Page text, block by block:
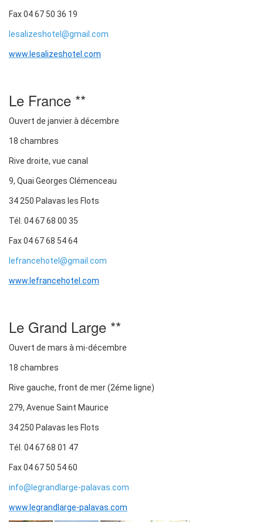
Fax 04 67 50 36 19
lesalizeshotel@gmail.com
www.lesalizeshotel.com
Le France **
Ouvert de janvier à décembre
18 chambres
Rive droite, vue canal
9, Quai Georges Clémenceau
34 250 Palavas les Flots
Tél. 04 67 68 00 35
Fax 04 67 68 54 64
lefrancehotel@gmail.com
www.lefrancehotel.com
Le Grand Large **
Ouvert de mars à mi-décembre
18 chambres
Rive gauche, front de mer (2éme ligne)
279, Avenue Saint Maurice
34 250 Palavas les Flots
Tél. 04 67 68 01 47
Fax 04 67 50 54 60
info@legrandlarge-palavas.com
www.legrandlarge-palavas.com